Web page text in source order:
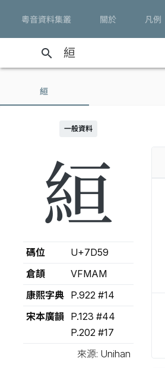
粵音資料集叢 關於 凡例
search
絙
一般資料
絙
碼位
U+7D59
倉頡
VFMAM
康熙字典
P.922 #14
宋本廣韻
P.123 #44
P.202 #17
來源: Unihan